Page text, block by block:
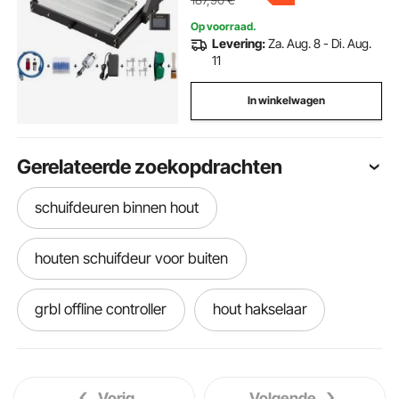
Op voorraad.
Levering:Za. Aug. 8 - Di. Aug.
11
In winkelwagen
Gerelateerde zoekopdrachten
schuifdeuren binnen hout
houten schuifdeur voor buiten
grbl offline controller hout hakselaar